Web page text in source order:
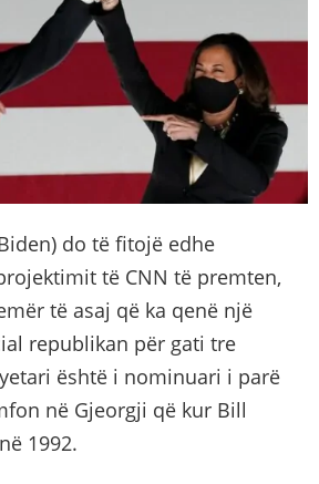
do të fitojë edhe
të CNN të premten,
të asaj që ka qenë një
republikan për gati tre
është i nominuari i parë
në Gjeorgji që kur Bill
1992.